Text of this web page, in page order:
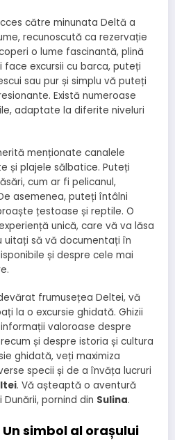
către minunata Deltă a
recunoscută ca rezervație
o lume fascinantă, plină
excursii cu barca, puteți
sau pur și simplu vă puteți
Există numeroase
adaptate la diferite niveluri
menționate canalele
și plajele sălbatice. Puteți
cum ar fi pelicanul,
asemenea, puteți întâlni
țestoase și reptile. O
unică, care vă va lăsa
uitați să vă documentați în
și despre cele mai
frumusețea Deltei, vă
la o excursie ghidată. Ghizii
valoroase despre
și despre istoria și cultura
ghidată, veți maximiza
specii și de a învăța lucruri
. Vă așteaptă o aventură
pornind din Sulina.
simbol al orașului